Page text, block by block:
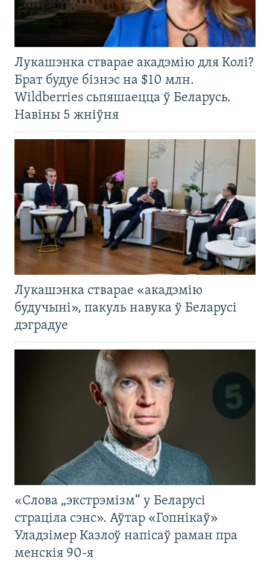
Лукашэнка стварае акадэмію для Колі?
Брат будуе бізнэс на $10 млн.
Wildberries сьпяшаецца ў Беларусь.
Навіны 5 жніўня
Лукашэнка стварае «акадэмію
будучыні», пакуль навука ў Беларусі
дэградуе
«Слова „экстрэмізм“ у Беларусі
страціла сэнс». Аўтар «Гопнікаў»
Уладзімер Казлоў напісаў раман пра
менскія 90-я